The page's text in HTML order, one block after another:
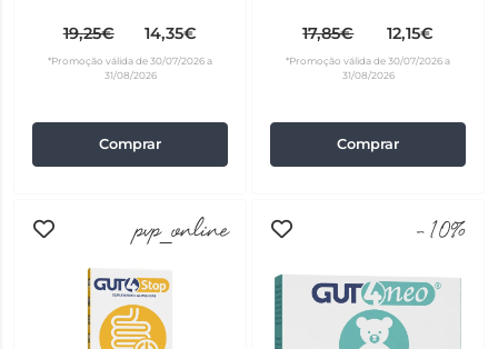
19,25€ 14,35€
*Promoção válida de 30/07/2026 a
31/08/2026
Comprar
17,85€ 12,15€
*Promoção válida de 30/07/2026 a
31/08/2026
Comprar
pvp_online -10%